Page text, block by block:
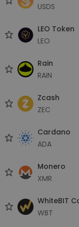
USDS
LEO Token
LEO
Rain
RAIN
Zcash
ZEC
Cardano
ADA
Monero
XMR
WhiteBIT
WBT